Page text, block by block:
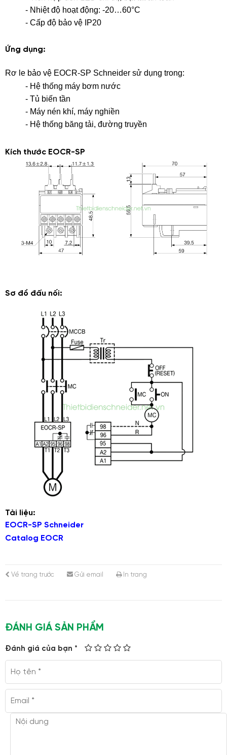
- Nhiệt độ hoạt động: -20…60°C
- Cấp độ bảo vệ IP20
Ứng dụng:
Rơ le bảo vệ EOCR-SP Schneider sử dụng trong:
- Hệ thống máy bơm nước
- Tủ biến tần
- Máy nén khí, máy nghiền
- Hệ thống băng tải, đường truyền
Kích thước EOCR-SP
Sơ đồ đấu nối:
Tài liệu:
EOCR-SP Schneider
Catalog EOCR
Về trang trước Gửi email In trang
ĐÁNH GIÁ SẢN PHẨM
Đánh giá của bạn *